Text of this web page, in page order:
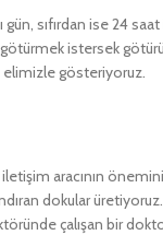
sıfırdan ise 24
istersek
elimizle gösteriyoruz.
aracının
dokular
çalışan bir